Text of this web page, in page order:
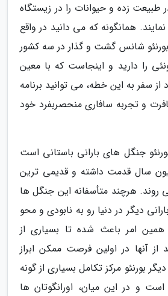
زده و حیوانات را در زیستگاه
همانگونه که می دانید در واقع
شانس گشت و گذار در سه کشور
را دارید و اینجاست که با معین
سفر به این خطه، می توانید برنامه
و تجربه سافاری منحصربفرد خود
جنگل های بارانی باستانی است
کم 130 میلیون سال قدمت داشته و قدیمی ترین
روند. هرچند متأسفانه این جنگل ها
دیگر در دنیا رو به نابودی و محو
امر باعث شده تا بسیاری از
از آنها در اولین فرصت ممکن ابراز
بورنئو مرکز تکامل بسیاری از گونه
و در این میان، اورانگوتان ها